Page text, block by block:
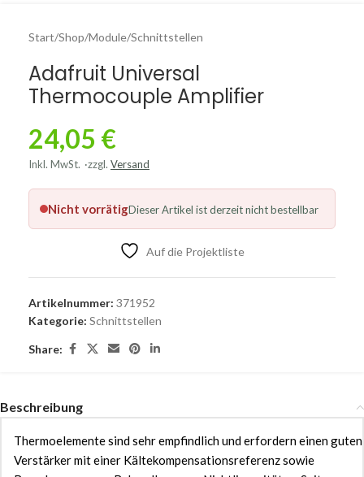
Start/Shop/Module/Schnittstellen
Adafruit Universal
Thermocouple Amplifier
24,05 €
Inkl. MwSt. zzgl. Versand
Nicht vorrätigDieser Artikel ist derzeit nicht bestellbar
Auf die Projektliste
Artikelnummer: 371952
Kategorie: Schnittstellen
Share:
Beschreibung
Thermoelemente sind sehr empfindlich und erfordern einen guten
Verstärker mit einer Kältekompensationsreferenz sowie